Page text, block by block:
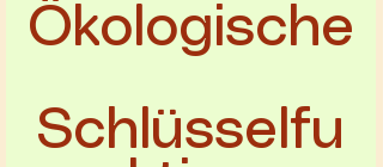
Ökologische
Schlüsselfu